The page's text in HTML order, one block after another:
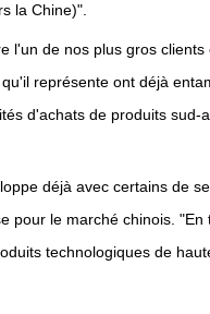
la Chine)".
l'un de nos plus gros
représente ont déjà
d'achats de produits sud-
déjà avec certains de
pour le marché chinois.
technologiques de